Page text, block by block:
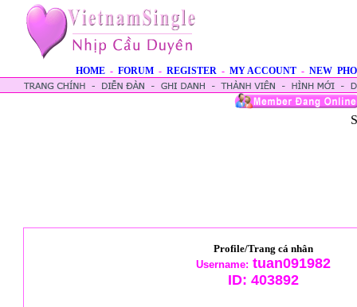
HOME - FORUM - REGISTER - MY ACCOUNT - NEW
Profile/Trang cá nhân
Username: tuan091982
ID: 403892